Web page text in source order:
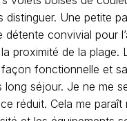
distinguer. Une petite
détente convivial pour
proximité de la plage.
fonctionnelle et
séjour. Je ne me
réduit. Cela me